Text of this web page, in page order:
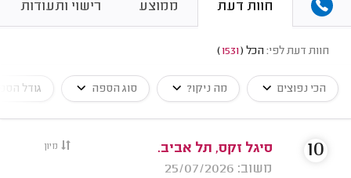
חוות דעת ממוצע רישוי ותעודות
חוות דעת לפי: הכל (
1531
)
הכי נפוצים מה ניקו? סוג הספה גודל
מיון
סיגל זקס, תל אביב.
משוב: 25/07/2026
10